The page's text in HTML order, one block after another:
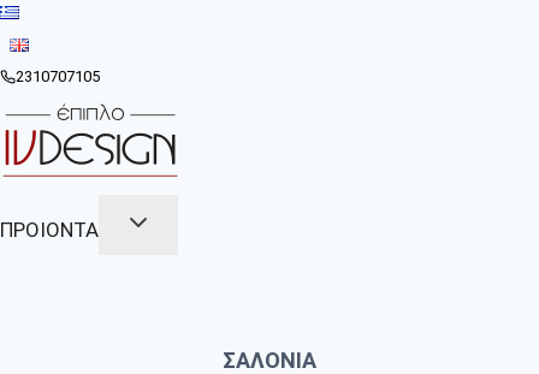
Skip
to
content
2310707105
ΠΡΟΙΟΝΤΑ
ΣΑΛΟΝΙΑ